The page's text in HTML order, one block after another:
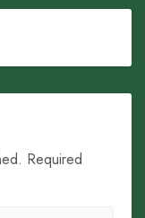
Required